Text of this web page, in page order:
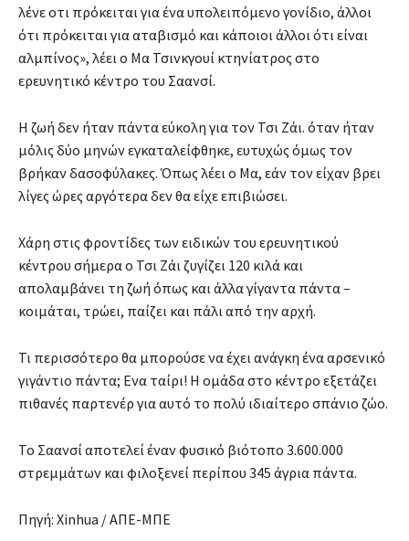
λένε οτι πρόκειται για ένα υπολειπόμενο γονίδιο, άλλοι
ότι πρόκειται για αταβισμό και κάποιοι άλλοι ότι είναι
αλμπίνος», λέει ο Μα Τσινκγουί κτηνίατρος στο
ερευνητικό κέντρο του Σαανσί.
Η ζωή δεν ήταν πάντα εύκολη για τον Τσι Ζάι. όταν ήταν
μόλις δύο μηνών εγκαταλείφθηκε, ευτυχώς όμως τον
βρήκαν δασοφύλακες. Όπως λέει ο Μα, εάν τον είχαν βρει
λίγες ώρες αργότερα δεν θα είχε επιβιώσει.
Χάρη στις φροντίδες των ειδικών του ερευνητικού
κέντρου σήμερα ο Τσι Ζάι ζυγίζει 120 κιλά και
απολαμβάνει τη ζωή όπως και άλλα γίγαντα πάντα –
κοιμάται, τρώει, παίζει και πάλι από την αρχή.
Τι περισσότερο θα μπορούσε να έχει ανάγκη ένα αρσενικό
γιγάντιο πάντα; Ενα ταίρι! Η ομάδα στο κέντρο εξετάζει
πιθανές παρτενέρ για αυτό το πολύ ιδιαίτερο σπάνιο ζώο.
Το Σαανσί αποτελεί έναν φυσικό βιότοπο 3.600.000
στρεμμάτων και φιλοξενεί περίπου 345 άγρια πάντα.
Πηγή: Xinhua / ΑΠΕ-ΜΠΕ